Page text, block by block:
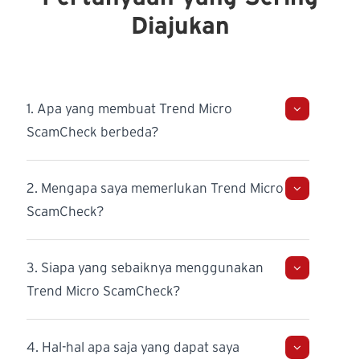
Diajukan
1. Apa yang membuat Trend Micro
ScamCheck berbeda?
2. Mengapa saya memerlukan Trend Micro
ScamCheck?
3. Siapa yang sebaiknya menggunakan
Trend Micro ScamCheck?
4. Hal-hal apa saja yang dapat saya